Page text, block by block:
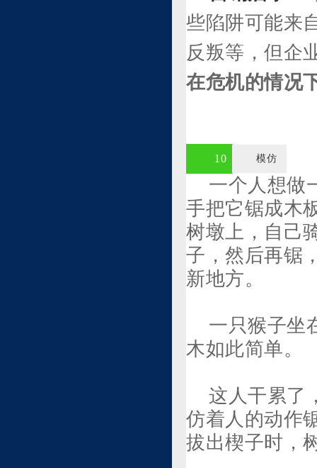
些陷阱可能来
反叛等，但企
在危机的情况
10 模仿
一个人想做
手把它锯成木
树墩上，自己
子，然后再锯
新地方。
一只猴子坐
木如此简单。
这人干累了
仿着人的动作
拔出楔子时，